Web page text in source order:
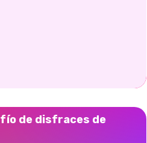
de disfraces de